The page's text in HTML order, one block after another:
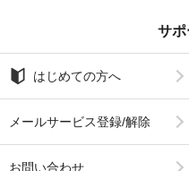
サポ
はじめての方へ
メールサービス登録/解除
お問い合わせ